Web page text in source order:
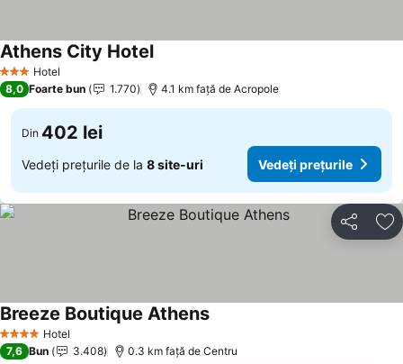
3 SteleHotel
Athens City Hotel
8,0 Foarte bun 1.770 4.1 km faţă de Acropole
Din 402 lei
Vedeți prețurile de la 8 site-uri Vedeți prețurile
Distribuiți
4 Stele Hotel
Breeze Boutique Athens
7,6 Bun 3.408 0.3 km faţă de Centru